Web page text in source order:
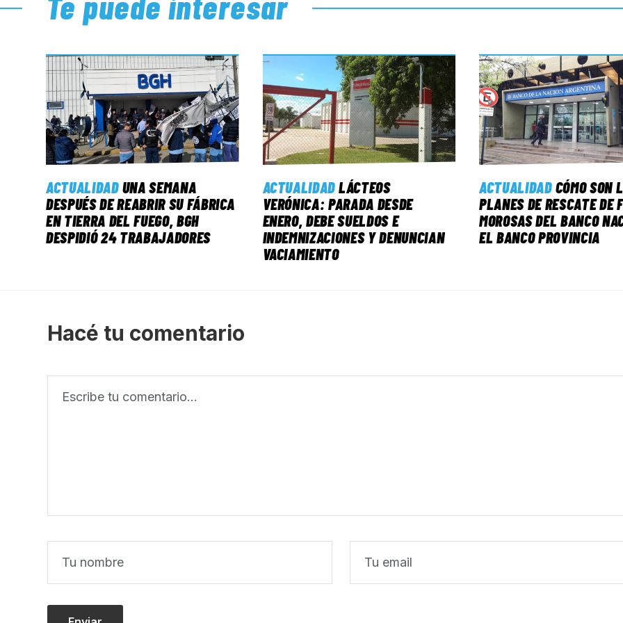
ACTUALIDAD UNA SEMANA
DESPUÉS DE REABRIR SU FÁBRICA
EN TIERRA DEL FUEGO, BGH
DESPIDIÓ 24 TRABAJADORES
ACTUALIDADLÁCTEOS
VERÓNICA: PARADA DESDE
ENERO, DEBE SUELDOS E
INDEMNIZACIONES Y DENUNCIAN
VACIAMIENTO
ACTUALIDAD CÓMO SON
PLANES DE RESCATE DE
MOROSAS DEL BANCO
EL BANCO PROVINCIA
Hacé tu comentario